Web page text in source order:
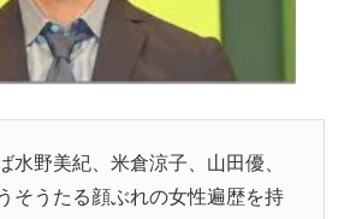
水野美紀、米倉涼子、山田優、
そうたる顔ぶれの女性遍歴を持